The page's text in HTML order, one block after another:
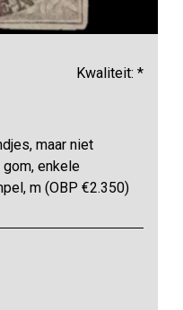
Kwaliteit: *
maar niet
enkele
m (OBP €2.350)